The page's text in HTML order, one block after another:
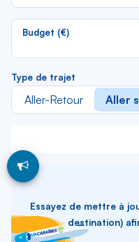
Budget (€)
Type de trajet
Aller-Retour Aller
Essayez de mettre à
destination)